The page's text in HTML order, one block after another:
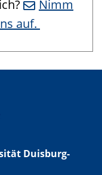
Nimm
auf.
Duisburg-